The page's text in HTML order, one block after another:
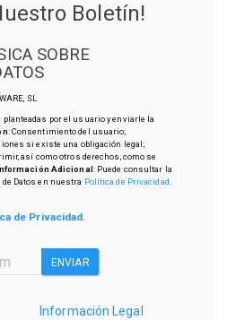
Boletín!
SOBRE
SL
por el usuario y enviarle la
: Consentimiento del usuario;
si existe una obligación legal;
así como otros derechos, como se
Adicional: Puede consultar la
Datos en nuestra Política de Privacidad
de Privacidad.
ENVIAR
Información Legal